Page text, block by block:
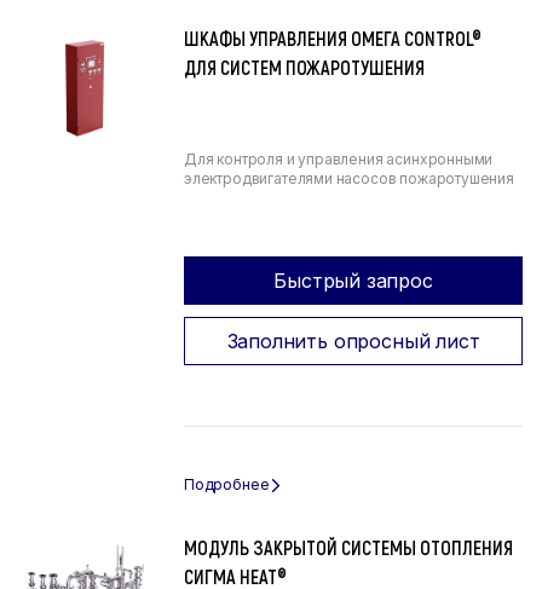
ШКАФЫ УПРАВЛЕНИЯ ОМЕГА CONTROL®
ДЛЯ СИСТЕМ ПОЖАРОТУШЕНИЯ
Для контроля и управления асинхронными
электродвигателями насосов пожаротушения
Быстрый запрос
Заполнить опросный лист
МОДУЛЬ ЗАКРЫТОЙ СИСТЕМЫ ОТОПЛЕНИЯ
СИГМА HEAT®